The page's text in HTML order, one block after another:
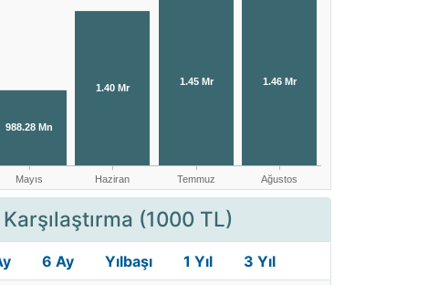
(1000 TL)
6 Ay Yılbaşı 1 Yıl 3 Yıl